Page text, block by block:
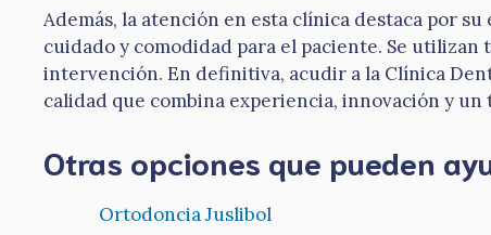
Además, la atención en esta clínica destaca por
cuidado y comodidad para el paciente. Se
intervención. En definitiva, acudir a la Clínica
calidad que combina experiencia, innovación y
Otras opciones que pueden
Ortodoncia Juslibol